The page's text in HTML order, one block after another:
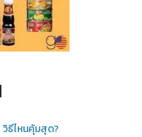
วิธีไหนคุ้มสุด?